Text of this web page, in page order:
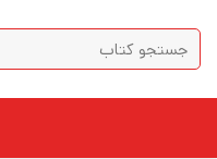
content
جستجو
برای: